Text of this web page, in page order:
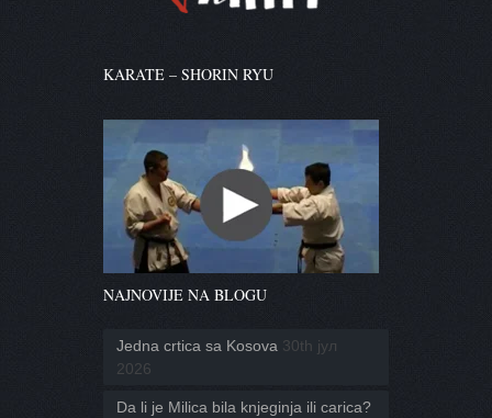
KARATE – SHORIN RYU
NAJNOVIJE NA BLOGU
Jedna crtica sa Kosova 30th јул
2026
Da li je Milica bila knjeginja ili carica?